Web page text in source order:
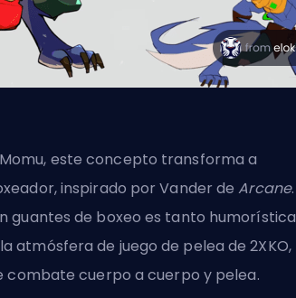
este concepto transforma a
inspirado por Vander deArcane.
guantes de boxeo es tanto humorística
atmósfera de juego de pelea de 2XKO,
combate cuerpo a cuerpo y pelea.